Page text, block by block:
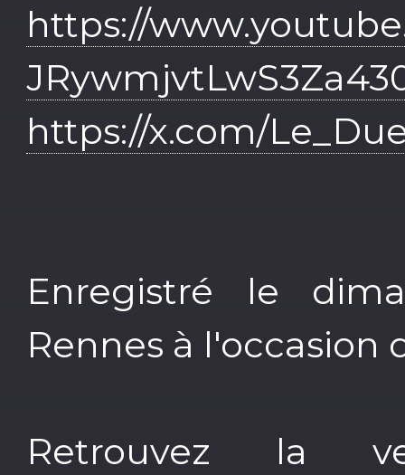
https://
https://x.com/
Enregistré le
Rennes à l'occasion
Retrouvez la